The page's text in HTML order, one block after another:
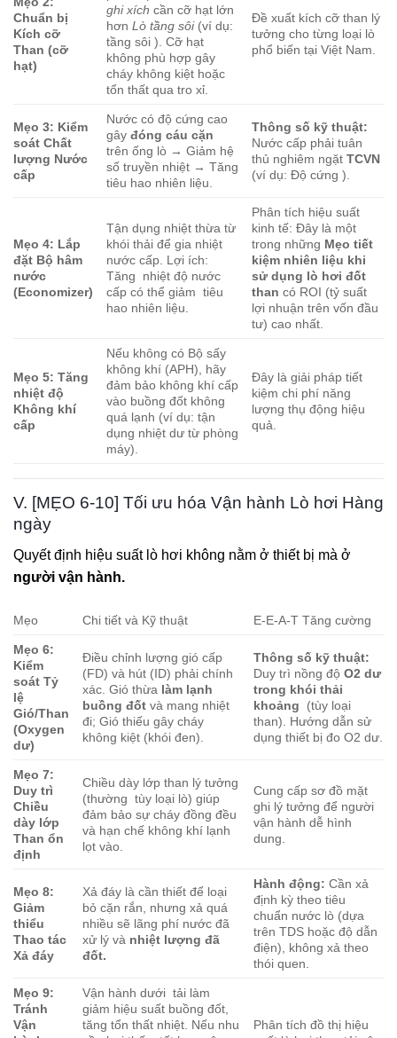
Chuẩn bị
Kích cỡ
Than (cỡ
hạt)
ghi xích cần cỡ hạt lớn
hơnLò tầng sôi(ví dụ:
tầng sôi). Cỡ hạt
không phù hợp gây
cháy không kiệt hoặc
tổn thất qua tro xỉ.
Đề xuất kích cỡ than lý
tưởng cho từng loại lò
phổ biến tại Việt Nam.
Mẹo 3: Kiểm
soát Chất
lượng Nước
cấp
Nước có độ cứng cao
gâyđóng cáu cặn
trên ống lò → Giảm hệ
số truyền nhiệt → Tăng
tiêu hao nhiên liệu.
Thông số kỹ thuật:
Nước cấp phải tuân
thủ nghiêm ngặtTCVN
(ví dụ: Độ cứng).
Mẹo 4: Lắp
đặt Bộ hâm
nước
(Economizer)
Tận dụng nhiệt thừa từ
khói thải để gia nhiệt
nước cấp. Lợi ích:
Tăng
nhiệt độ nước
cấp có thể giảm tiêu
hao nhiên liệu.
Phân tích hiệu suất
kinh tế: Đây là một
trong những Mẹo tiết
kiệm nhiên liệu khi
sử dụng lò hơi đốt
than có ROI (tỷ suất
lợi nhuận trên vốn đầu
tư) cao nhất.
Mẹo 5: Tăng
nhiệt độ
Không khí
cấp
Nếu không có Bộ sấy
không khí (APH), hãy
đảm bảo không khí cấp
vào buồng đốt không
quá lạnh (ví dụ: tận
dụng nhiệt dư từ phòng
máy).
Đây là giải pháp tiết
kiệm chi phí năng
lượng thụ động hiệu
quả.
V. [MẸO 6-10] Tối ưu hóa Vận hành Lò hơi Hàng
ngày
Quyết định hiệu suất lò hơi không nằm ở thiết bị mà ở
người vận hành.
Mẹo Chi tiết và Kỹ thuật E-E-A-T Tăng cường
Mẹo 6:
Kiểm
soát Tỷ
lệ
Gió/Than
(Oxygen
dư)
Điều chỉnh lượng gió cấp
(FD) và hút (ID) phải chính
xác. Gió thừa làm lạnh
buồng đốt và mang nhiệt
đi; Gió thiếu gây cháy
không kiệt (khói đen).
Thông số kỹ thuật:
Duy trì nồng độO2 dư
trong khói thải
khoảng
(tùy loại
than). Hướng dẫn sử
dụng thiết bị đo O2 dư.
Mẹo 7:
Duy trì
Chiều
dày lớp
Than ổn
định
Chiều dày lớp than lý tưởng
(thường tùy loại lò) giúp
đảm bảo sự cháy đồng đều
và hạn chế không khí lạnh
lọt vào.
Cung cấp sơ đồ mặt
ghi lý tưởng để người
vận hành dễ hình
dung.
Mẹo 8:
Giảm
thiểu
Thao tác
Xả đáy
Xả đáy là cần thiết để loại
bỏ cặn rắn, nhưng xả quá
nhiều sẽ lãng phí nước đã
xử lý và nhiệt lượng đã
đốt.
Hành động: Cần xả
định kỳ theo tiêu
chuẩn nước lò (dựa
trên TDS hoặc độ dẫn
điện), không xả theo
thói quen.
Mẹo 9:
Tránh
Vận
Vận hành dưới tải làm
giảm hiệu suất buồng đốt,
tăng tổn thất nhiệt. Nếu nhu
Phân tích đồ thị hiệu